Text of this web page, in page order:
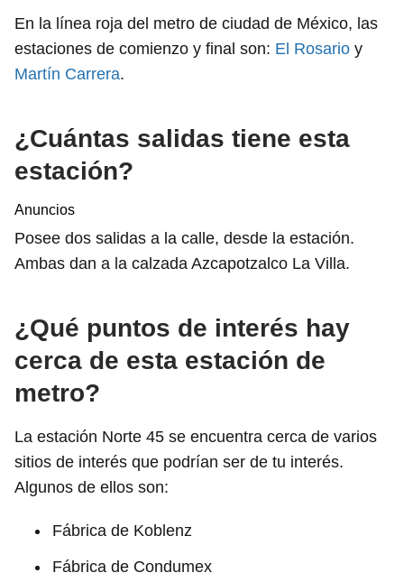
En la línea roja del metro de ciudad de México, las
estaciones de comienzo y final son: El Rosario y
Martín Carrera.
¿Cuántas salidas tiene esta
estación?
Anuncios
Posee dos salidas a la calle, desde la estación.
Ambas dan a la calzada Azcapotzalco La Villa.
¿Qué puntos de interés hay
cerca de esta estación de
metro?
La estación Norte 45 se encuentra cerca de varios
sitios de interés que podrían ser de tu interés.
Algunos de ellos son:
Fábrica de Koblenz
Fábrica de Condumex